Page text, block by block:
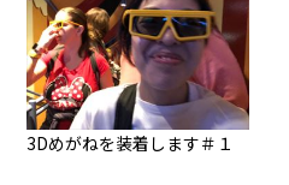
3Dめがねを装着します＃１